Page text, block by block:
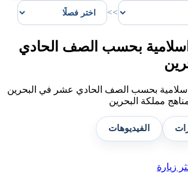
>>
اسلامية بحسب الصف الحادي
بحسب الصف الحادي عشر في البحرين
مملكة البحرين
الفيديوهات
زيارة